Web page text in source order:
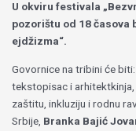
U okviru festivala
pozorištu od 18 časova
ejdžizma“.
Govornice na tribini će biti:
tekstopisac i arhitektkinja,
zaštitu, inkluziju i rodnu
Srbije, Branka Bajić